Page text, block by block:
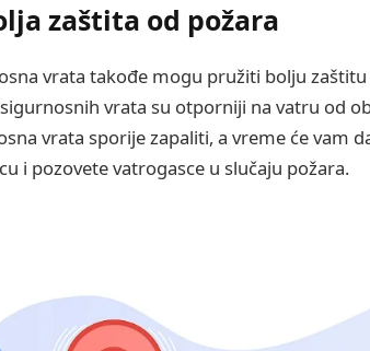
zaštita od požara
vrata takođe mogu pružiti bolju
vrata su otporniji na vatru od
vrata sporije zapaliti, a vreme će vam
i pozovete vatrogasce u slučaju požara.